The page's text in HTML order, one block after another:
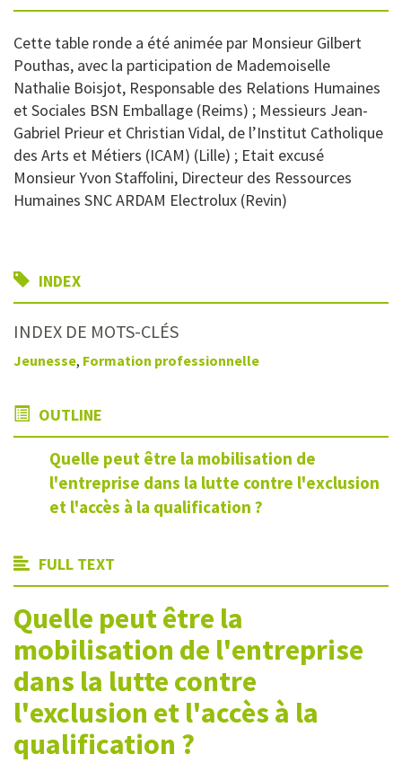
Cette table ronde a été animée par Monsieur Gilbert
Pouthas, avec la participation de Mademoiselle
Nathalie Boisjot, Responsable des Relations Humaines
et Sociales BSN Emballage (Reims) ; Messieurs Jean-
Gabriel Prieur et Christian Vidal, de l’Institut Catholique
des Arts et Métiers (ICAM) (Lille) ; Etait excusé
Monsieur Yvon Staffolini, Directeur des Ressources
Humaines SNC ARDAM Electrolux (Revin)
INDEX
INDEX DE MOTS-CLÉS
Jeunesse, Formation professionnelle
OUTLINE
Quelle peut être la mobilisation de
l'entreprise dans la lutte contre l'exclusion
et l'accès à la qualification ?
FULL TEXT
Quelle peut être la
mobilisation de l'entreprise
dans la lutte contre
l'exclusion et l'accès à la
qualification ?